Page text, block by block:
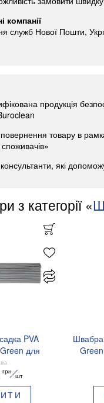
компанії
служб Нової Пошти,
продукція
товару в
які
з категорії «
PVA
для
27 см
грн
шт
Швабра